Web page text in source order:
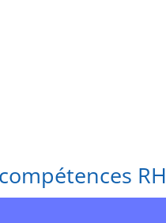
RH